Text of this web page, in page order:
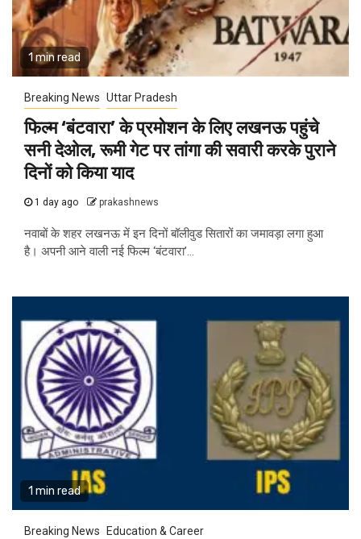
1 min read
Breaking News Uttar Pradesh
फिल्म ‘बंटवारा’ के प्रमोशन के लिए लखनऊ पहुंचे
सनी देओल, रूमी गेट पर तांगा की सवारी करके पुराने
दिनों को किया याद
1 day ago prakashnews
नवाबों के शहर लखनऊ में इन दिनों बॉलीवुड सितारों का जमावड़ा लगा हुआ
है। अपनी आने वाली नई फिल्म ‘बंटवारा’...
1 min read
Breaking News Education & Career